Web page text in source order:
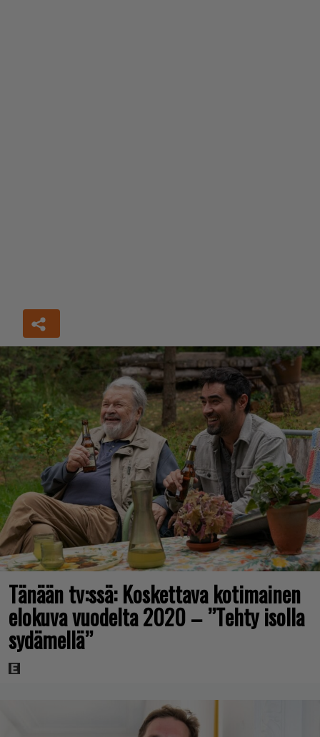
Tänään tv:ssä: Koskettava kotimainen
elokuva vuodelta 2020 – ”Tehty isolla
sydämellä”